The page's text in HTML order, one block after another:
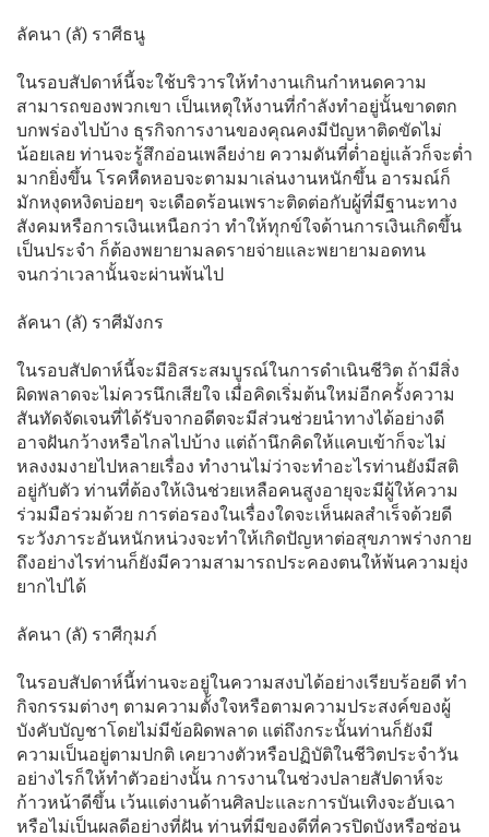
ลัคนา (ลั) ราศีธนู
ในรอบสัปดาห์นี้จะใช้บริวารให้ทำงานเกินกำหนดความ
สามารถของพวกเขา เป็นเหตุให้งานที่กำลังทำอยู่นั้นขาดตก
บกพร่องไปบ้าง ธุรกิจการงานของคุณคงมีปัญหาติดขัดไม่
น้อยเลย ท่านจะรู้สึกอ่อนเพลียง่าย ความดันที่ต่ำอยู่แล้วก็จะต่ำ
มากยิ่งขึ้น โรคหืดหอบจะตามมาเล่นงานหนักขึ้น อารมณ์ก็
มักหงุดหงิดบ่อยๆ จะเดือดร้อนเพราะติดต่อกับผู้ที่มีฐานะทาง
สังคมหรือการเงินเหนือกว่า ทำให้ทุกข์ใจด้านการเงินเกิดขึ้น
เป็นประจำ ก็ต้องพยายามลดรายจ่ายและพยายามอดทน
จนกว่าเวลานั้นจะผ่านพ้นไป
ลัคนา (ลั) ราศีมังกร
ในรอบสัปดาห์นี้จะมีอิสระสมบูรณ์ในการดำเนินชีวิต ถ้ามีสิ่ง
ผิดพลาดจะไม่ควรนึกเสียใจ เมื่อคิดเริ่มต้นใหม่อีกครั้งความ
สันทัดจัดเจนที่ได้รับจากอดีตจะมีส่วนช่วยนำทางได้อย่างดี
อาจฝันกว้างหรือไกลไปบ้าง แต่ถ้านึกคิดให้แคบเข้าก็จะไม่
หลงงมงายไปหลายเรื่อง ทำงานไม่ว่าจะทำอะไรท่านยังมีสติ
อยู่กับตัว ท่านที่ต้องให้เงินช่วยเหลือคนสูงอายุจะมีผู้ให้ความ
ร่วมมือร่วมด้วย การต่อรองในเรื่องใดจะเห็นผลสำเร็จด้วยดี
ระวังภาระอันหนักหน่วงจะทำให้เกิดปัญหาต่อสุขภาพร่างกาย
ถึงอย่างไรท่านก็ยังมีความสามารถประคองตนให้พ้นความยุ่ง
ยากไปได้
ลัคนา (ลั) ราศีกุมภ์
ในรอบสัปดาห์นี้ท่านจะอยู่ในความสงบได้อย่างเรียบร้อยดี ทำ
กิจกรรมต่างๆ ตามความตั้งใจหรือตามความประสงค์ของผู้
บังคับบัญชาโดยไม่มีข้อผิดพลาด แต่ถึงกระนั้นท่านก็ยังมี
ความเป็นอยู่ตามปกติ เคยวางตัวหรือปฏิบัติในชีวิตประจำวัน
อย่างไรก็ให้ทำตัวอย่างนั้น การงานในช่วงปลายสัปดาห์จะ
ก้าวหน้าดีขึ้น เว้นแต่งานด้านศิลปะและการบันเทิงจะอับเฉา
หรือไม่เป็นผลดีอย่างที่ฝัน ท่านที่มีของดีที่ควรปิดบังหรือซ่อน